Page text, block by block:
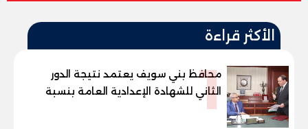
الأكثر قراءة
1
محافظ بني سويف يعتمد نتيجة الدور
الثاني للشهادة الإعدادية العامة بنسبة